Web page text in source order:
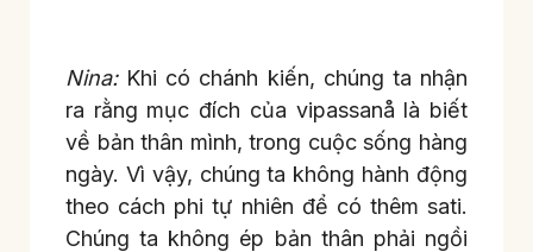
Nina:Khi có chánh kiến, chúng ta nhận
ra rằng mục đích của vipassanå là biết
về bản thân mình, trong cuộc sống hàng
ngày. Vì vậy, chúng ta không hành động
theo cách phi tự nhiên để có thêm sati.
Chúng ta không ép bản thân phải ngồi